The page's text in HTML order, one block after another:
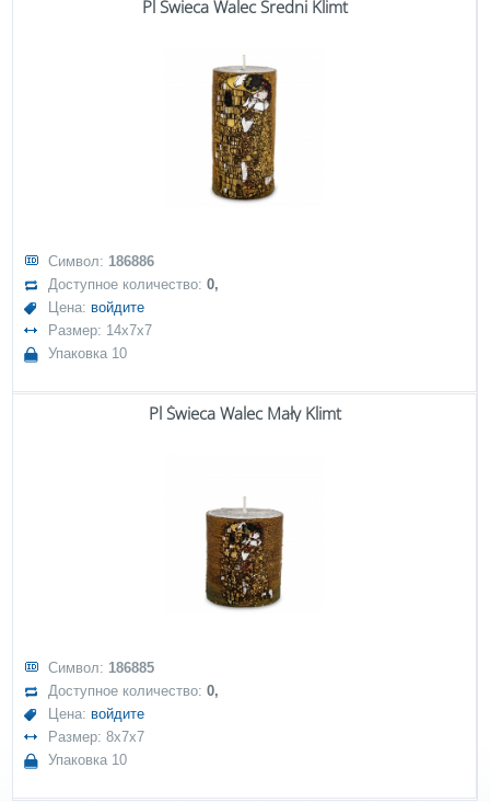
Pl Świeca Walec Sredni Klimt
Символ: 186886
Доступное количество:0,
Цена: войдите
Размер: 14x7x7
Упаковка 10
Pl Świeca Walec Mały Klimt
Символ: 186885
Доступное количество:0,
Цена: войдите
Размер: 8x7x7
Упаковка 10